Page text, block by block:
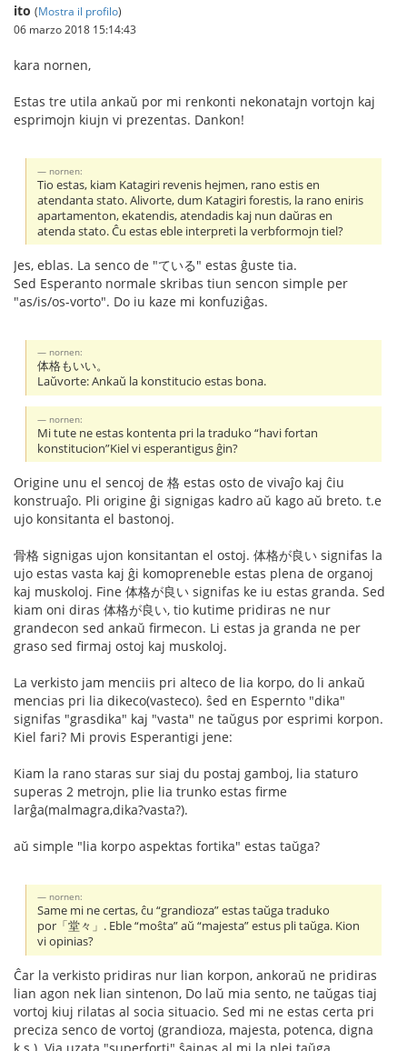
ito (Mostra il profilo)
06 marzo 2018 15:14:43
kara nornen,
Estas tre utila ankaŭ por mi renkonti nekonatajn vortojn kaj
esprimojn kiujn vi prezentas. Dankon!
nornen:
Tio estas, kiam Katagiri revenis hejmen, rano estis en
atendanta stato. Alivorte, dum Katagiri forestis, la rano eniris
apartamenton, ekatendis, atendadis kaj nun daŭras en
atenda stato. Ĉu estas eble interpreti la verbformojn tiel?
Jes, eblas. La senco de "ている" estas ĝuste tia.
Sed Esperanto normale skribas tiun sencon simple per
"as/is/os-vorto". Do iu kaze mi konfuziĝas.
nornen:
体格もいい。
Laŭvorte: Ankaŭ la konstitucio estas bona.
nornen:
Mi tute ne estas kontenta pri la traduko “havi fortan
konstitucion”Kiel vi esperantigus ĝin?
Origine unu el sencoj de 格 estas osto de vivaĵo kaj ĉiu
konstruaĵo. Pli origine ĝi signigas kadro aŭ kago aŭ breto. t.e
ujo konsitanta el bastonoj.
骨格 signigas ujon konsitantan el ostoj. 体格が良い signifas la
ujo estas vasta kaj ĝi komopreneble estas plena de organoj
kaj muskoloj. Fine 体格が良い signifas ke iu estas granda. Sed
kiam oni diras 体格が良い, tio kutime pridiras ne nur
grandecon sed ankaŭ firmecon. Li estas ja granda ne per
graso sed firmaj ostoj kaj muskoloj.
La verkisto jam menciis pri alteco de lia korpo, do li ankaŭ
mencias pri lia dikeco(vasteco). ŝed en Espernto "dika"
signifas "grasdika" kaj "vasta" ne taŭgus por esprimi korpon.
Kiel fari? Mi provis Esperantigi jene:
Kiam la rano staras sur siaj du postaj gamboj, lia staturo
superas 2 metrojn, plie lia trunko estas firme
larĝa(malmagra,dika?vasta?).
aŭ simple "lia korpo aspektas fortika" estas taŭga?
nornen:
Same mi ne certas, ĉu “grandioza” estas taŭga traduko
por「堂々」. Eble “moŝta” aŭ “majesta” estus pli taŭga. Kion
vi opinias?
Ĉar la verkisto pridiras nur lian korpon, ankoraŭ ne pridiras
lian agon nek lian sintenon, Do laŭ mia sento, ne taŭgas tiaj
vortoj kiuj rilatas al socia situacio. Sed mi ne estas certa pri
preciza senco de vortoj (grandioza, majesta, potenca, digna